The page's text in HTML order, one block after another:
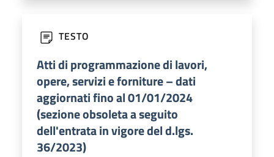
TESTO
Atti di programmazione di lavori,
opere, servizi e forniture – dati
aggiornati fino al 01/01/2024
(sezione obsoleta a seguito
dell'entrata in vigore del d.lgs.
36/2023)